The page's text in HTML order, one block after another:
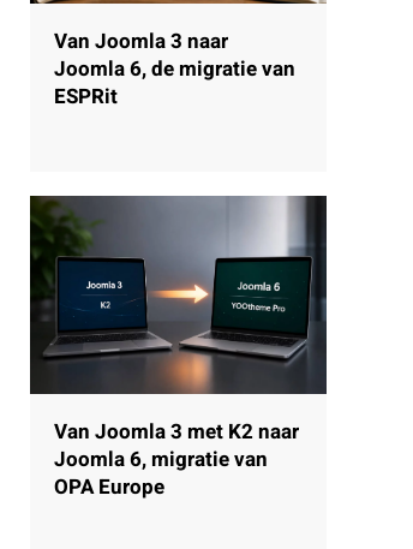
Van Joomla 3 naar
Joomla 6, de migratie van
ESPRit
Van Joomla 3 met K2 naar
Joomla 6, migratie van
OPA Europe